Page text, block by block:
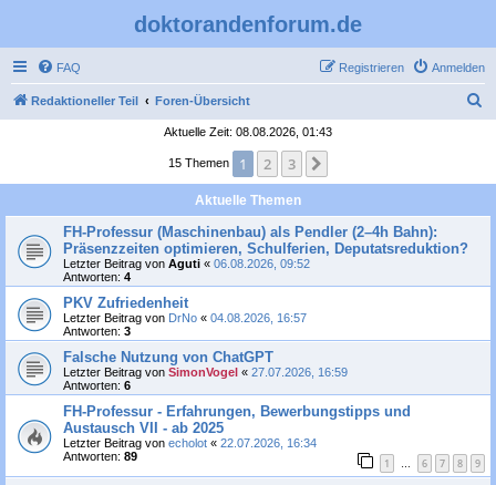
doktorandenforum.de
FAQ Anmelden
Registrieren
Redaktioneller Teil Foren-Übersicht
Aktuelle Zeit: 08.08.2026, 01:43
15 Themen 1 2 3
Aktuelle Themen
FH-Professur (Maschinenbau) als Pendler (2–4h Bahn):
Präsenzzeiten optimieren, Schulferien, Deputatsreduktion?
Letzter Beitrag von Aguti « 06.08.2026, 09:52
Antworten: 4
PKV Zufriedenheit
Letzter Beitrag von DrNo « 04.08.2026, 16:57
Antworten: 3
Falsche Nutzung von ChatGPT
Letzter Beitrag von SimonVogel « 27.07.2026, 16:59
Antworten: 6
FH-Professur - Erfahrungen, Bewerbungstipps und
Austausch VII - ab 2025
Letzter Beitrag von echolot « 22.07.2026, 16:34
Antworten: 89 1 … 6 7 8 9